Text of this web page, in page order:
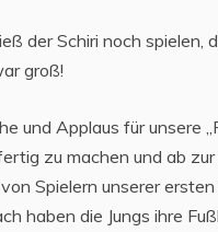
der Schiri noch
groß!
und Applaus für unsere
zu machen und ab
Spielern unserer
haben die Jungs ihre